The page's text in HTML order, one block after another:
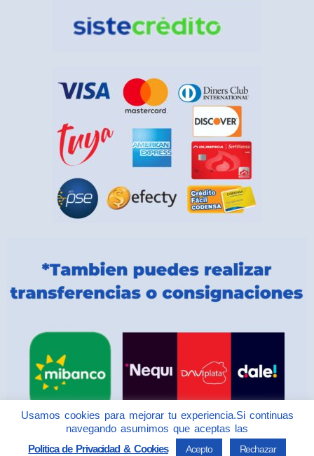
Usamos cookies para mejorar tu experiencia.Si continuas
navegando asumimos que aceptas las
Politica de Privacidad & Cookies
Acepto Rechazar